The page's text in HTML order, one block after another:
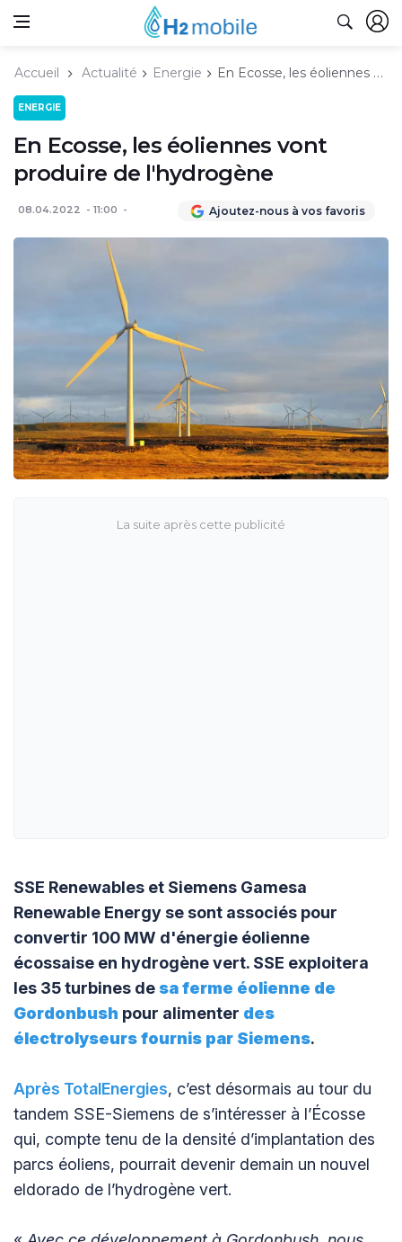
Accueil Actualité Energie En Ecosse, les éoliennes vont produire de l'hydrogène
ENERGIE
En Ecosse, les éoliennes vont
produire de l'hydrogène
08.04.2022 11:00 Ajoutez-nous à vos favoris
SSE Renewables et Siemens Gamesa
Renewable Energy se sont associés pour
convertir 100 MW d'énergie éolienne
écossaise en hydrogène vert. SSE exploitera
les 35 turbines de sa ferme éolienne de
Gordonbush pour alimenter des
électrolyseurs fournis par Siemens.
Après TotalEnergies, c’est désormais au tour du
tandem SSE-Siemens de s’intéresser à l’Écosse
qui, compte tenu de la densité d’implantation des
parcs éoliens, pourrait devenir demain un nouvel
eldorado de l’hydrogène vert.